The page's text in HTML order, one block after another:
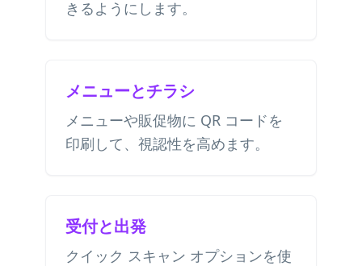
きるようにします。
メニューとチラシ
メニューや販促物に QR コードを
印刷して、視認性を高めます。
受付と出発
クイック スキャン オプションを使